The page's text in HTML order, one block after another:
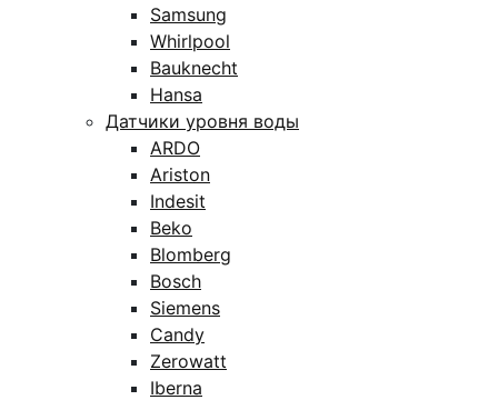
Samsung
Whirlpool
Bauknecht
Hansa
Датчики уровня воды
ARDO
Ariston
Indesit
Beko
Blomberg
Bosch
Siemens
Candy
Zerowatt
Iberna